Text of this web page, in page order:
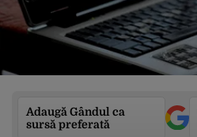
Adaugă Gândul ca
sursă preferată